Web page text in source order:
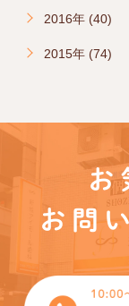
2016年 (40)
2015年 (74)
お
お問